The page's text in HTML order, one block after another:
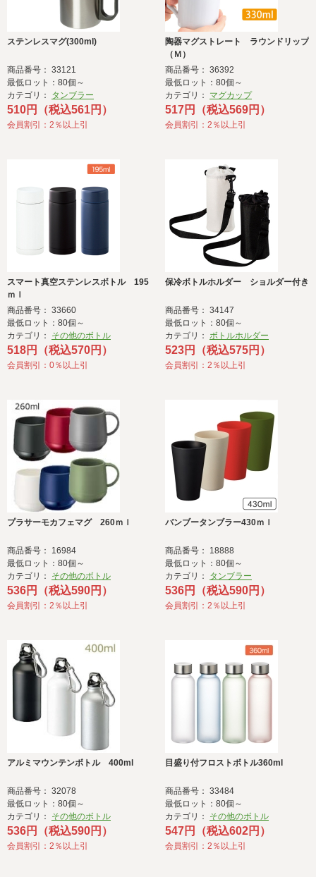
ステンレスマグ(300ml)
商品番号： 33121
最低ロット：80個～
カテゴリ： タンブラー
510円（税込561円）
会員割引：2％以上引
陶器マグストレート ラウンドリップ
（Ｍ）
商品番号： 36392
最低ロット：80個～
カテゴリ： マグカップ
517円（税込569円）
会員割引：2％以上引
スマート真空ステンレスボトル 195
ｍｌ
商品番号： 33660
最低ロット：80個～
カテゴリ： その他のボトル
518円（税込570円）
会員割引：0％以上引
保冷ボトルホルダー ショルダー付き
商品番号： 34147
最低ロット：80個～
カテゴリ： ボトルホルダー
523円（税込575円）
会員割引：2％以上引
プラサーモカフェマグ 260ｍｌ
商品番号： 16984
最低ロット：80個～
カテゴリ： その他のボトル
536円（税込590円）
会員割引：2％以上引
バンブータンブラー430ｍｌ
商品番号： 18888
最低ロット：80個～
カテゴリ： タンブラー
536円（税込590円）
会員割引：2％以上引
アルミマウンテンボトル 400ml
商品番号： 32078
最低ロット：80個～
カテゴリ： その他のボトル
536円（税込590円）
会員割引：2％以上引
目盛り付フロストボトル360ml
商品番号： 33484
最低ロット：80個～
カテゴリ： その他のボトル
547円（税込602円）
会員割引：2％以上引